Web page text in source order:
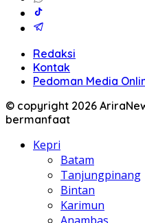
Redaksi
Kontak
Pedoman Media
© copyright 2026
bermanfaat
Kepri
Batam
Tanjungpinang
Bintan
Karimun